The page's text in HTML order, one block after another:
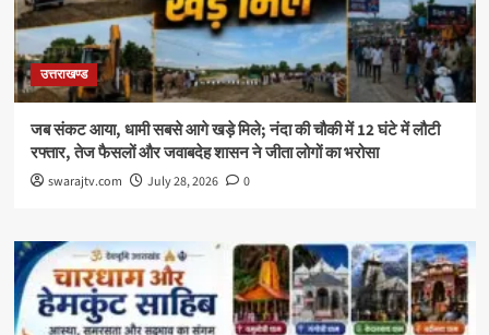
उत्तराखण्ड
जब संकट आया, धामी सबसे आगे खड़े मिले; नंदा की चौकी में 12 घंटे में लौटी
रफ्तार, तेज फैसलों और जवाबदेह शासन ने जीता लोगों का भरोसा
swarajtv.com July 28, 2026 0